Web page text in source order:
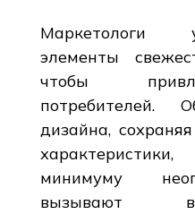
Маркетологи
элементы
чтобы
потребителей.
дизайна,
минимуму
вызывают